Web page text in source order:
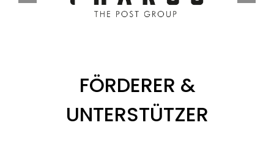
FÖRDERER &
UNTERSTÜTZER